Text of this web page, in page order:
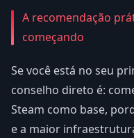
A recomendação
começando
Se você está no seu
conselho direto é:
Steam como base,
e a maior